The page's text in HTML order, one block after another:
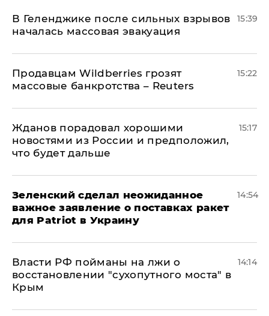
В Геленджике после сильных взрывов
началась массовая эвакуация
15:39
Продавцам Wildberries грозят
массовые банкротства – Reuters
15:22
Жданов порадовал хорошими
новостями из России и предположил,
что будет дальше
15:17
Зеленский сделал неожиданное
важное заявление о поставках ракет
для Patriot в Украину
14:54
Власти РФ пойманы на лжи о
восстановлении "сухопутного моста" в
Крым
14:14